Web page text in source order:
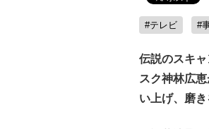
#テレビ #
伝説のスキ
スク神林広
い上げ、磨き